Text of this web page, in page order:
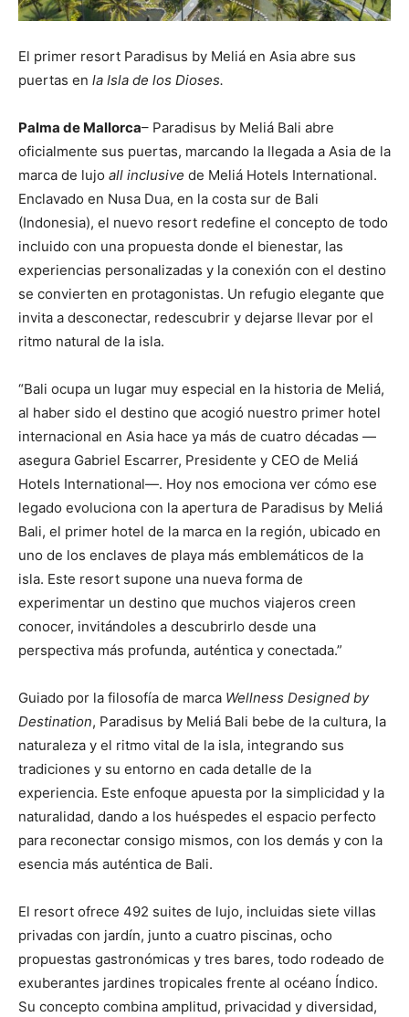
El primer resort Paradisus by Meliá en Asia abre sus
puertas en la Isla de los Dioses.
Palma de Mallorca– Paradisus by Meliá Bali abre
oficialmente sus puertas, marcando la llegada a Asia de la
marca de lujo all inclusive de Meliá Hotels International.
Enclavado en Nusa Dua, en la costa sur de Bali
(Indonesia), el nuevo resort redefine el concepto de todo
incluido con una propuesta donde el bienestar, las
experiencias personalizadas y la conexión con el destino
se convierten en protagonistas. Un refugio elegante que
invita a desconectar, redescubrir y dejarse llevar por el
ritmo natural de la isla.
“Bali ocupa un lugar muy especial en la historia de Meliá,
al haber sido el destino que acogió nuestro primer hotel
internacional en Asia hace ya más de cuatro décadas —
asegura Gabriel Escarrer, Presidente y CEO de Meliá
Hotels International—. Hoy nos emociona ver cómo ese
legado evoluciona con la apertura de Paradisus by Meliá
Bali, el primer hotel de la marca en la región, ubicado en
uno de los enclaves de playa más emblemáticos de la
isla. Este resort supone una nueva forma de
experimentar un destino que muchos viajeros creen
conocer, invitándoles a descubrirlo desde una
perspectiva más profunda, auténtica y conectada.”
Guiado por la filosofía de marca Wellness Designed by
Destination, Paradisus by Meliá Bali bebe de la cultura, la
naturaleza y el ritmo vital de la isla, integrando sus
tradiciones y su entorno en cada detalle de la
experiencia. Este enfoque apuesta por la simplicidad y la
naturalidad, dando a los huéspedes el espacio perfecto
para reconectar consigo mismos, con los demás y con la
esencia más auténtica de Bali.
El resort ofrece 492 suites de lujo, incluidas siete villas
privadas con jardín, junto a cuatro piscinas, ocho
propuestas gastronómicas y tres bares, todo rodeado de
exuberantes jardines tropicales frente al océano Índico.
Su concepto combina amplitud, privacidad y diversidad,